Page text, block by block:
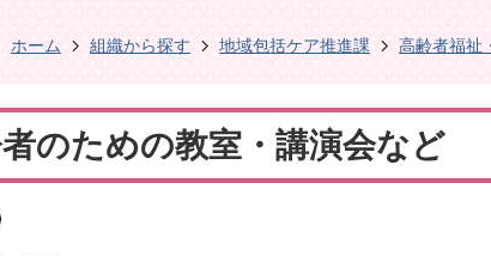
ホーム 組織から探す 地域包括ケア推進課 高齢者福祉
のための教室・講演会など